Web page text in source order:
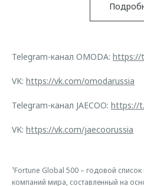
Telegram-канал OMODA: https://
VK: https://vk.com/omodarussia
Telegram-канал JAECOO: https://
VK: https://vk.com/jaecoorussia
¹Fortune Global 500 – годовой
компаний мира, составленный на